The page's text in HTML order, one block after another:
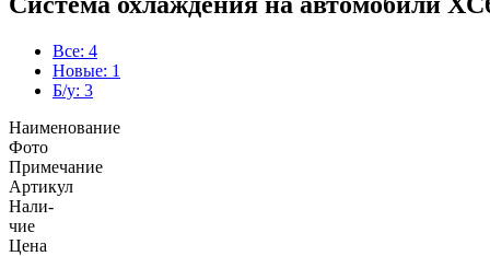
Все: 4
Новые: 1
Б/у: 3
Наименование
Фото
Примечание
Артикул
Нали-
чие
Цена